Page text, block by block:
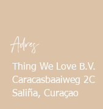
Adres
Thing We Love B.V.
Caracasbaaiweg 2C
Saliña, Curaçao